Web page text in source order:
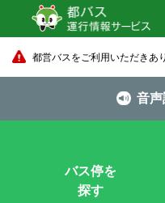
都営バスをご利用いただきあ
音
バス停を
探す